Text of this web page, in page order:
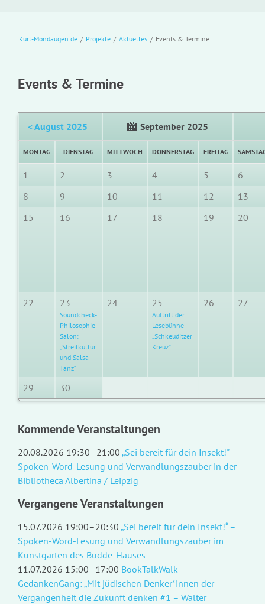
Kurt-Mondaugen.de / Projekte / Aktuelles / Events & Termine
Events & Termine
< August 2025 September 2025
MONTAG DIENSTAG MITTWOCH DONNERSTAG FREITAG
1 2 3 4 5
6
8
9 10 11 12
13
15
16 17 18 19 20
22 23
Soundcheck-
Philosophie-
Salon:
„Streitkultur
und Salsa-
Tanz“
24 25
Auftritt der
Lesebühne
„Schkeuditzer
Kreuz”
26 27
29 30
Kommende Veranstaltungen
20.08.2026 19:30–21:00 „Sei bereit für dein Insekt!" -
Spoken-Word-Lesung und Verwandlungszauber in der
Bibliotheca Albertina / Leipzig
Vergangene Veranstaltungen
15.07.2026 19:00–20:30 „Sei bereit für dein Insekt!“ –
Spoken-Word-Lesung und Verwandlungszauber im
Kunstgarten des Budde-Hauses
11.07.2026 15:00–17:00 BookTalkWalk -
GedankenGang: „Mit jüdischen Denker*innen der
Vergangenheit die Zukunft denken #1 – Walter